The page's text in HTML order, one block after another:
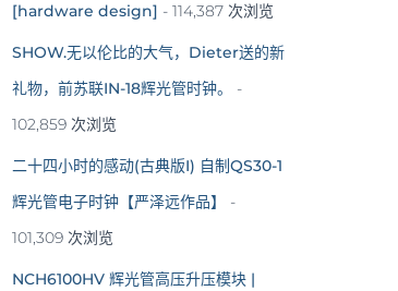
[hardware design] - 114,387 次浏览
SHOW.无以伦比的大气，Dieter送的新
礼物，前苏联IN-18辉光管时钟。
-
102,859 次浏览
二十四小时的感动(古典版I) 自制QS30-1
辉光管电子时钟【严泽远作品】
-
101,309 次浏览
NCH6100HV 辉光管高压升压模块 |